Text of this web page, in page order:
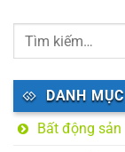
DANH MỤC
Bất động sản